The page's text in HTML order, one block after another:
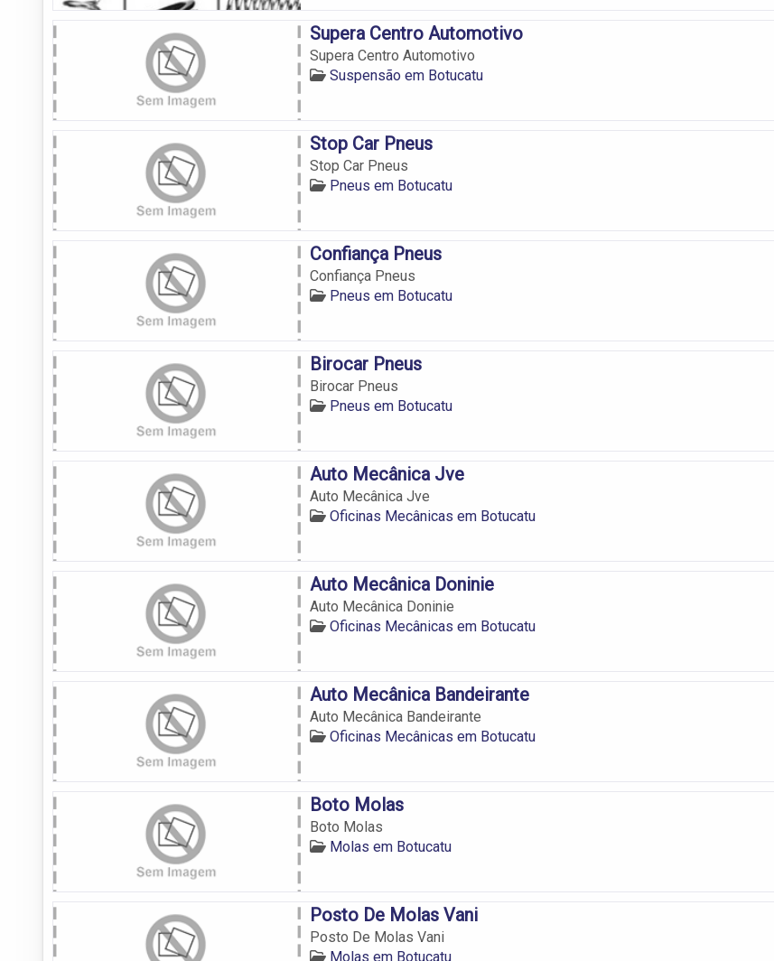
Supera Centro Automotivo
Supera Centro Automotivo
Suspensão em Botucatu
Stop Car Pneus
Stop Car Pneus
Pneus em Botucatu
Confiança Pneus
Confiança Pneus
Pneus em Botucatu
Birocar Pneus
Birocar Pneus
Pneus em Botucatu
Auto Mecânica Jve
Auto Mecânica Jve
Oficinas Mecânicas em Botucatu
Auto Mecânica Doninie
Auto Mecânica Doninie
Oficinas Mecânicas em Botucatu
Auto Mecânica Bandeirante
Auto Mecânica Bandeirante
Oficinas Mecânicas em Botucatu
Boto Molas
Boto Molas
Molas em Botucatu
Posto De Molas Vani
Posto De Molas Vani
Molas em Botucatu